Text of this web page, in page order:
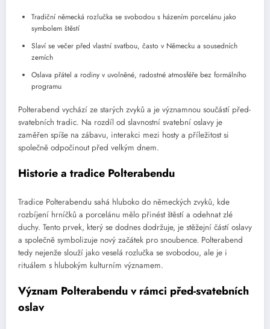
Tradiční německá rozlučka se svobodou s házením porcelánu jako
symbolem štěstí
Slaví se večer před vlastní svatbou, často v Německu a sousedních
zemích
Oslava přátel a rodiny v uvolněné, radostné atmosféře bez formálního
programu
Polterabend vychází ze starých zvyků a je významnou součástí před-
svatebních tradic. Na rozdíl od slavnostní svatební oslavy je
zaměřen spíše na zábavu, interakci mezi hosty a příležitost si
společně odpočinout před velkým dnem.
Historie a tradice Polterabendu
Tradice Polterabendu sahá hluboko do německých zvyků, kde
rozbíjení hrníčků a porcelánu mělo přinést štěstí a odehnat zlé
duchy. Tento prvek, který se dodnes dodržuje, je stěžejní částí oslavy
a společně symbolizuje nový začátek pro snoubence. Polterabend
tedy nejenže slouží jako veselá rozlučka se svobodou, ale je i
rituálem s hlubokým kulturním významem.
Význam Polterabendu v rámci před-svatebních
oslav